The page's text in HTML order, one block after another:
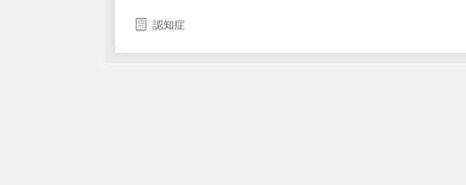
認知症